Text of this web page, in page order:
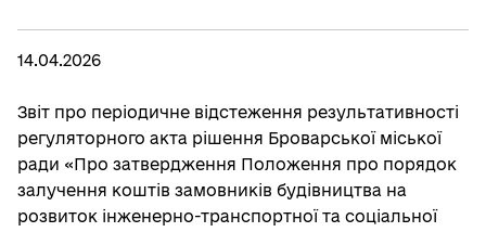
14.04.2026
Звіт про періодичне відстеження результативності
регуляторного акта рішення Броварської міської
ради «Про затвердження Положення про порядок
залучення коштів замовників будівництва на
розвиток інженерно-транспортної та соціальної